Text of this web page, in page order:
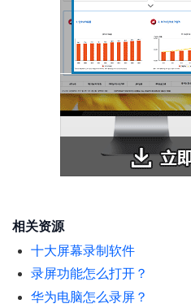
相关资源
十大屏幕录制软件
录屏功能怎么打开？
华为电脑怎么录屏？